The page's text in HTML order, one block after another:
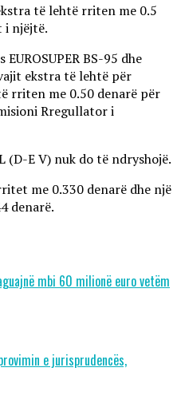
të lehtë rriten me 0.5
i njëjtë.
BS-95 dhe
ekstra të lehtë për
rriten me 0.50 denarë për
Rregullator i
(D-E V) nuk do të ndryshojë.
me 0.330 denarë dhe një
denarë.
mbi 60 milionë euro vetëm
e jurisprudencës,